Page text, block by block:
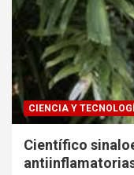
CIENCIA Y
Científico